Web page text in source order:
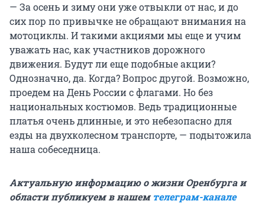
— За осень и зиму они уже отвыкли от нас, и до
сих пор по привычке не обращают внимания на
мотоциклы. И такими акциями мы еще и учим
уважать нас, как участников дорожного
движения. Будут ли еще подобные акции?
Однозначно, да. Когда? Вопрос другой. Возможно,
проедем на День России с флагами. Но без
национальных костюмов. Ведь традиционные
платья очень длинные, и это небезопасно для
езды на двухколесном транспорте, — подытожила
наша собеседница.
Актуальную информацию о жизни Оренбурга и
области публикуем в нашем телеграм-канале